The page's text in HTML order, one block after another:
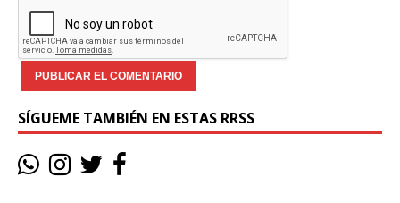
SÍGUEME TAMBIÉN EN ESTAS RRSS